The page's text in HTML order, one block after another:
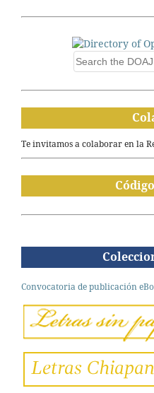
Te invitamos a colaborar en la
Convocatoria de publicación